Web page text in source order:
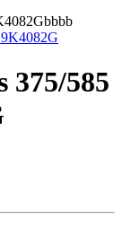
375/585